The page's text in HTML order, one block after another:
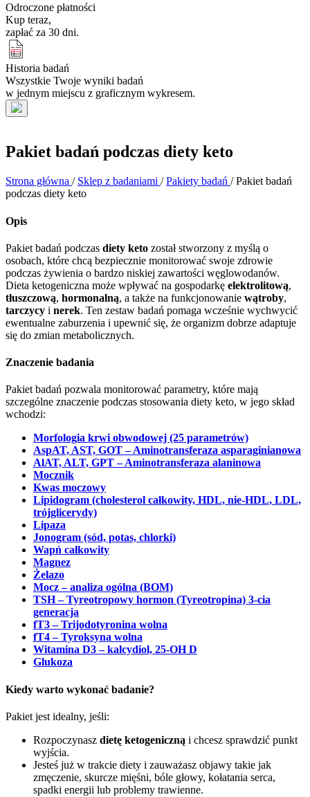
Odroczone płatności
Kup teraz,
zapłać za 30 dni.
Historia badań
Wszystkie Twoje wyniki badań
w jednym miejscu z graficznym wykresem.
Pakiet badań podczas diety keto
Strona główna / Sklep z badaniami / Pakiety badań / Pakiet badań
podczas diety keto
Opis
Pakiet badań podczas diety keto został stworzony z myślą o
osobach, które chcą bezpiecznie monitorować swoje zdrowie
podczas żywienia o bardzo niskiej zawartości węglowodanów.
Dieta ketogeniczna może wpływać na gospodarkę elektrolitową,
tłuszczową, hormonalną, a także na funkcjonowanie wątroby,
tarczycy i nerek. Ten zestaw badań pomaga wcześnie wychwycić
ewentualne zaburzenia i upewnić się, że organizm dobrze adaptuje
się do zmian metabolicznych.
Znaczenie badania
Pakiet badań pozwala monitorować parametry, które mają
szczególne znaczenie podczas stosowania diety keto, w jego skład
wchodzi:
Morfologia krwi obwodowej (25 parametrów)
AspAT, AST, GOT – Aminotransferaza asparaginianowa
AlAT, ALT, GPT – Aminotransferaza alaninowa
Mocznik
Kwas moczowy
Lipidogram (cholesterol całkowity, HDL, nie-HDL, LDL,
trójglicerydy)
Lipaza
Jonogram (sód, potas, chlorki)
Wapń całkowity
Magnez
Żelazo
Mocz – analiza ogólna (BOM)
TSH – Tyreotropowy hormon (Tyreotropina) 3-cia
generacja
fT3 – Trijodotyronina wolna
fT4 – Tyroksyna wolna
Witamina D3 – kalcydiol, 25-OH D
Glukoza
Kiedy warto wykonać badanie?
Pakiet jest idealny, jeśli:
Rozpoczynasz dietę ketogeniczną i chcesz sprawdzić punkt
wyjścia.
Jesteś już w trakcie diety i zauważasz objawy takie jak
zmęczenie, skurcze mięśni, bóle głowy, kołatania serca,
spadki energii lub problemy trawienne.